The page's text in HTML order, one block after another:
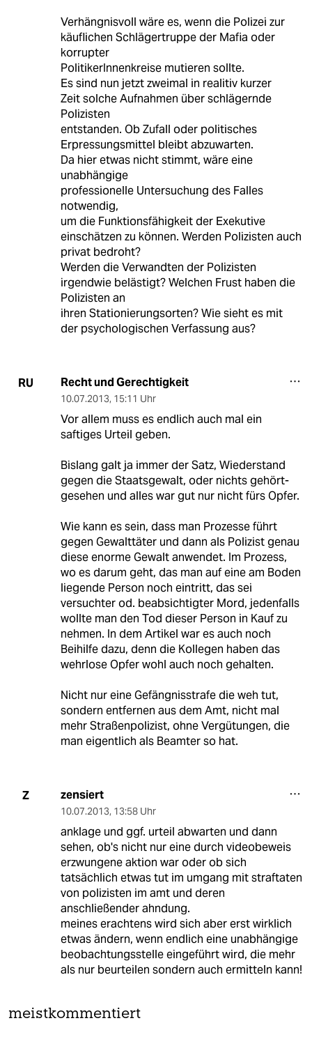
Verhängnisvoll wäre es, wenn die Polizei zur
käuflichen Schlägertruppe der Mafia oder
korrupter
PolitikerInnenkreise mutieren sollte.
Es sind nun jetzt zweimal in realitiv kurzer
Zeit solche Aufnahmen über schlägernde
Polizisten
entstanden. Ob Zufall oder politisches
Erpressungsmittel bleibt abzuwarten.
Da hier etwas nicht stimmt, wäre eine
unabhängige
professionelle Untersuchung des Falles
notwendig,
um die Funktionsfähigkeit der Exekutive
einschätzen zu können. Werden Polizisten auch
privat bedroht?
Werden die Verwandten der Polizisten
irgendwie belästigt? Welchen Frust haben die
Polizisten an
ihren Stationierungsorten? Wie sieht es mit
der psychologischen Verfassung aus?
RU Recht und Gerechtigkeit
10.07.2013, 15:11 Uhr
Vor allem muss es endlich auch mal ein
saftiges Urteil geben.
Bislang galt ja immer der Satz, Wiederstand
gegen die Staatsgewalt, oder nichts gehört-
gesehen und alles war gut nur nicht fürs Opfer.
Wie kann es sein, dass man Prozesse führt
gegen Gewalttäter und dann als Polizist genau
diese enorme Gewalt anwendet. Im Prozess,
wo es darum geht, das man auf eine am Boden
liegende Person noch eintritt, das sei
versuchter od. beabsichtigter Mord, jedenfalls
wollte man den Tod dieser Person in Kauf zu
nehmen. In dem Artikel war es auch noch
Beihilfe dazu, denn die Kollegen haben das
wehrlose Opfer wohl auch noch gehalten.
Nicht nur eine Gefängnisstrafe die weh tut,
sondern entfernen aus dem Amt, nicht mal
mehr Straßenpolizist, ohne Vergütungen, die
man eigentlich als Beamter so hat.
Z zensiert
10.07.2013, 13:58 Uhr
anklage und ggf. urteil abwarten und dann
sehen, ob's nicht nur eine durch videobeweis
erzwungene aktion war oder ob sich
tatsächlich etwas tut im umgang mit straftaten
von polizisten im amt und deren
anschließender ahndung.
meines erachtens wird sich aber erst wirklich
etwas ändern, wenn endlich eine unabhängige
beobachtungsstelle eingeführt wird, die mehr
als nur beurteilen sondern auch ermitteln kann!
meistkommentiert